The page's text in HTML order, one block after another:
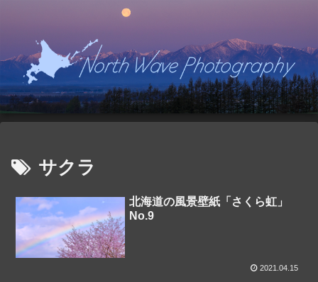
サクラ
北海道の風景壁紙「さくら虹」
No.9
2021.04.15